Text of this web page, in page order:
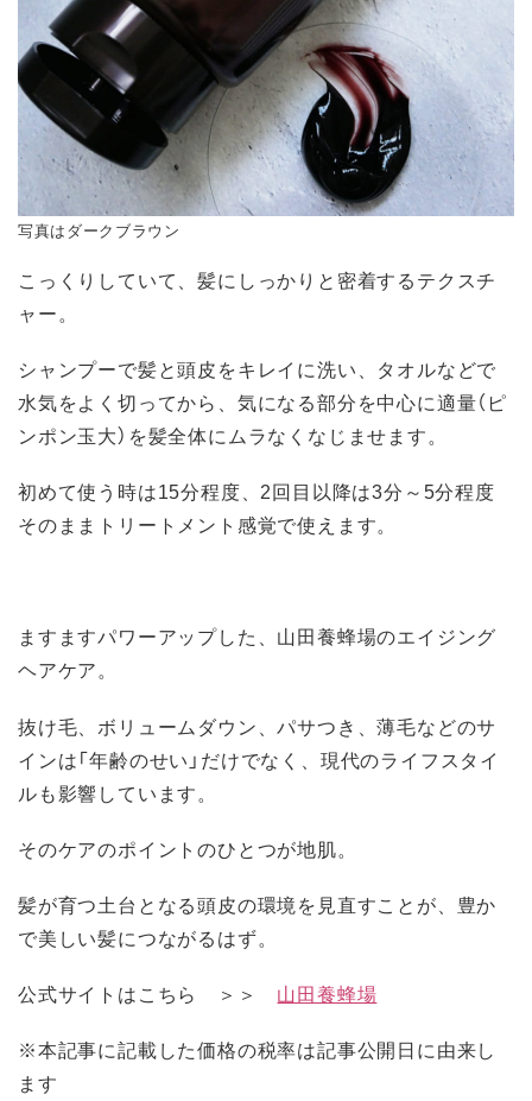
写真はダークブラウン
こっくりしていて、髪にしっかりと密着するテクスチ
ャー。
シャンプーで髪と頭皮をキレイに洗い、タオルなどで
水気をよく切ってから、気になる部分を中心に適量（ピ
ンポン玉大）を髪全体にムラなくなじませます。
初めて使う時は15分程度、2回目以降は3分～5分程度
そのままトリートメント感覚で使えます。
ますますパワーアップした、山田養蜂場のエイジング
ヘアケア。
抜け毛、ボリュームダウン、パサつき、薄毛などのサ
インは「年齢のせい」だけでなく、現代のライフスタイ
ルも影響しています。
そのケアのポイントのひとつが地肌。
髪が育つ土台となる頭皮の環境を見直すことが、豊か
で美しい髪につながるはず。
公式サイトはこちら ＞＞ 山田養蜂場
※本記事に記載した価格の税率は記事公開日に由来し
ます